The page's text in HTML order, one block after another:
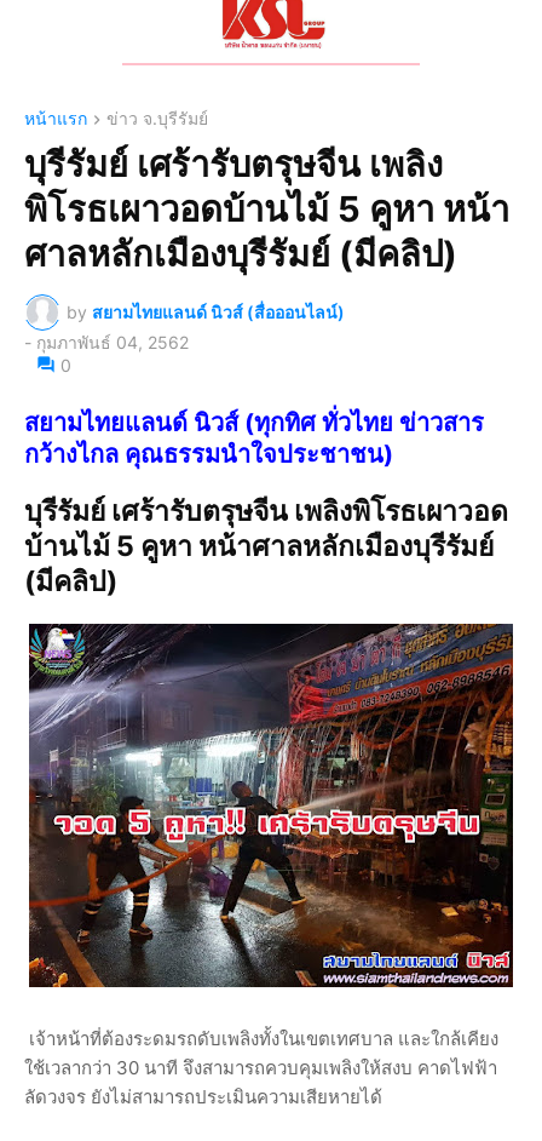
หน้าแรก ข่าว จ.บุรีรัมย์
บุรีรัมย์ เศร้ารับตรุษจีน เพลิง
พิโรธเผาวอดบ้านไม้ 5 คูหา หน้า
ศาลหลักเมืองบุรีรัมย์ (มีคลิป)
by สยามไทยแลนด์ นิวส์ (สื่อออนไลน์)
- กุมภาพันธ์ 04, 2562
0
สยามไทยแลนด์ นิวส์ (ทุกทิศ ทั่วไทย ข่าวสาร
กว้างไกล คุณธรรมนำใจประชาชน)
บุรีรัมย์ เศร้ารับตรุษจีน เพลิงพิโรธเผาวอด
บ้านไม้ 5 คูหา หน้าศาลหลักเมืองบุรีรัมย์
(มีคลิป)
เจ้าหน้าที่ต้องระดมรถดับเพลิงทั้งในเขตเทศบาล และใกล้เคียง
ใช้เวลากว่า 30 นาที จึงสามารถควบคุมเพลิงให้สงบ คาดไฟฟ้า
ลัดวงจร ยังไม่สามารถประเมินความเสียหายได้